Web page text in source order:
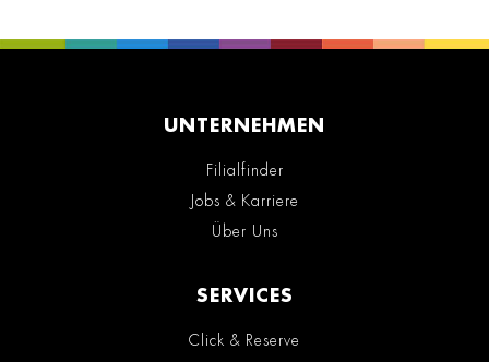
UNTERNEHMEN
Filialfinder
Jobs & Karriere
Über Uns
SERVICES
Click & Reserve